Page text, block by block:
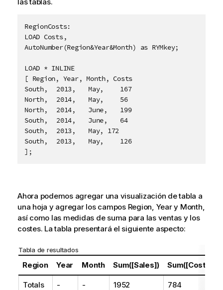
RegionCosts:
LOAD Costs,
AutoNumber(Region&Year&Month) as RYMkey;
LOAD * INLINE
[ Region, Year, Month, Costs
South,	2013,	May,	167
North,	2014,	May,	56
North,	2014,	June,	199
South,	2014,	June,	64
South,	2013,	May, 172
South,	2013,	May,	126
];
Ahora podemos agregar una visualización de tabla a
una hoja y agregar los campos Region Yeary Month
así como las medidas de suma para las ventas y los
costes. La tabla presentará el siguiente aspecto:
Tabla de resultados
Region Year Month Sum([Sales]) Sum([Costs])
Totals - - 1952 784